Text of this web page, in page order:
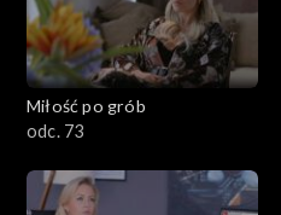
Miłość po grób
odc. 73